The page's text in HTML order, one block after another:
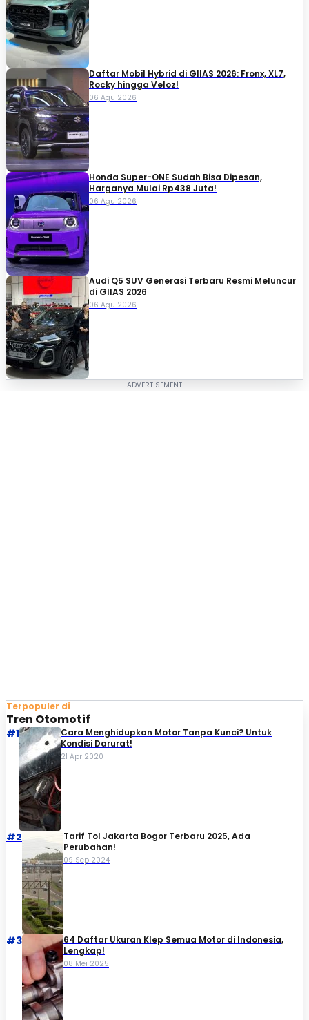
Daftar Mobil Hybrid di GIIAS 2026: Fronx, XL7,
Rocky hingga Veloz!
06 Agu 2026
Honda Super-ONE Sudah Bisa Dipesan,
Harganya Mulai Rp438 Juta!
06 Agu 2026
Audi Q5 SUV Generasi Terbaru Resmi Meluncur
di GIIAS 2026
06 Agu 2026
Terpopuler di
Tren Otomotif
#1
Cara Menghidupkan Motor Tanpa Kunci? Untuk
Kondisi Darurat!
21 Apr 2020
#2
Tarif Tol Jakarta Bogor Terbaru 2025, Ada
Perubahan!
09 Sep 2024
#3
64 Daftar Ukuran Klep Semua Motor di Indonesia,
Lengkap!
08 Mei 2025